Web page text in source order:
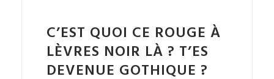
C’EST QUOI CE ROUGE À
LÈVRES NOIR LÀ ? T’ES
DEVENUE GOTHIQUE ?